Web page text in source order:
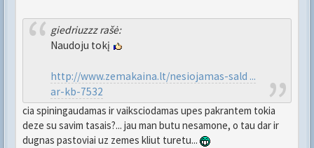
giedriuzzz rašė:
Naudoju tokį
http://www.zemakaina.lt/nesiojamas-sald ...
ar-kb-7532
cia spiningaudamas ir vaiksciodamas upes pakrantem tokia
deze su savim tasais?... jau man butu nesamone, o tau dar ir
dugnas pastoviai uz zemes kliut turetu...